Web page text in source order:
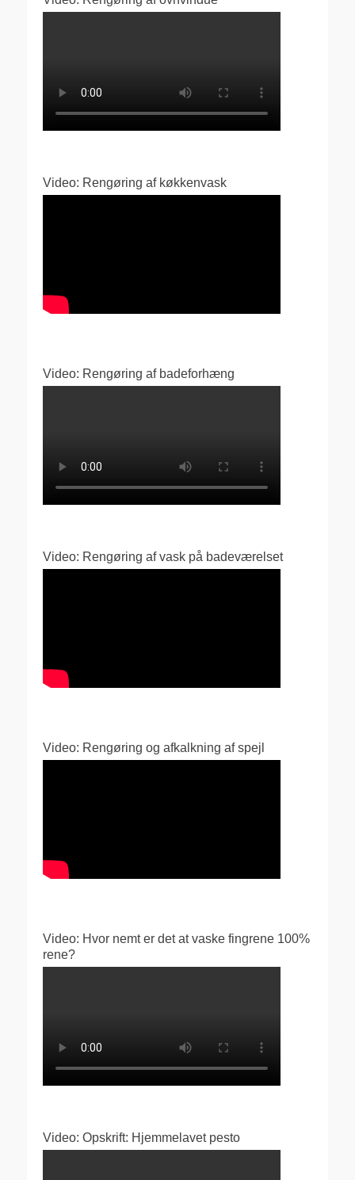
Video: Rengøring af køkkenvask
Video: Rengøring af badeforhæng
Video: Rengøring af vask på badeværelset
Video: Rengøring og afkalkning af spejl
Video: Hvor nemt er det at vaske fingrene 100%
rene?
Video: Opskrift: Hjemmelavet pesto